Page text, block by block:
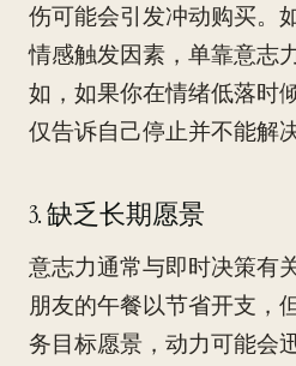
伤可能会引发冲动购买。
情感触发因素，单靠意志
如，如果你在情绪低落时
仅告诉自己停止并不能解
3. 缺乏长期愿景
意志力通常与即时决策有
朋友的午餐以节省开支，
务目标愿景，动力可能会